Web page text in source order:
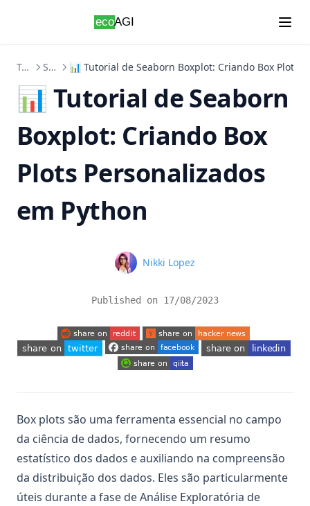
Tutoriais Seaborn 📊 Tutorial de Seaborn Boxplot: Criando Box Plots
📊 Tutorial de Seaborn
Boxplot: Criando Box
Plots Personalizados
em Python
Name
Nikki Lopez
Published on 17/08/2023
(opens in a new tab)(opens in a new tab)
(opens in a new tab)(opens in a new tab)
Box plots são uma ferramenta essencial no campo
da ciência de dados, fornecendo um resumo
estatístico dos dados e auxiliando na compreensão
da distribuição dos dados. Eles são particularmente
úteis durante a fase de Análise Exploratória de